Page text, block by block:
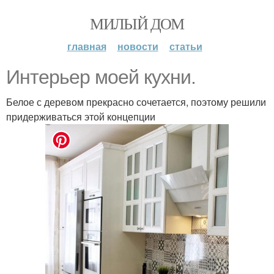
МИЛЫЙ ДОМ
главная новости статьи
Интерьер моей кухни.
Белое с деревом прекрасно сочетается, поэтому решили
придерживаться этой концепции